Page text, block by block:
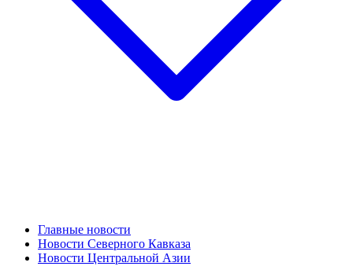
Главные новости
Новости Северного Кавказа
Новости Центральной Азии